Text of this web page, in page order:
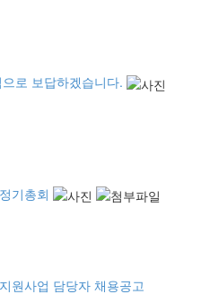
로 보답하겠습니다.
기총회
원사업 담당자 채용공고